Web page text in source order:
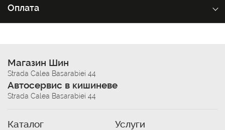
Оплата
Магазин Шин
Strada Calea Basarabiei 44
Автосервис в кишиневе
Strada Calea Basarabiei 44
Каталог Услуги